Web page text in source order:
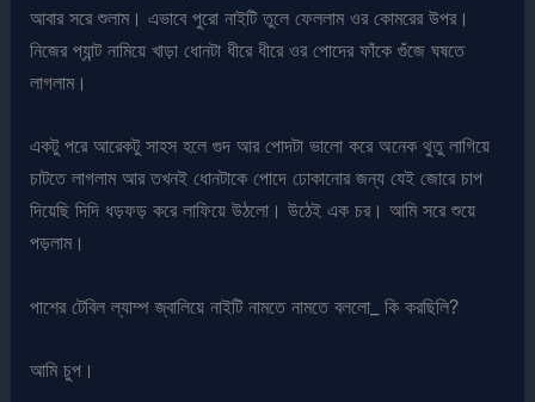
আবার সরে শুলাম। এভাবে পুরো নাইটি তুলে ফেললাম ওর কোমরের উপর।
নিজের প্যান্ট নামিয়ে খাড়া ধোনটা ধীরে ধীরে ওর পোদের ফাঁকে গুঁজে ঘষতে
লাগলাম।
একটু পরে আরেকটু সাহস হলে গুদ আর পোদটা ভালো করে অনেক থুতু লাগিয়ে
চাটতে লাগলাম আর তখনই ধোনটাকে পোদে ঢোকানোর জন্য যেই জোরে চাপ
দিয়েছি দিদি ধড়ফড় করে লাফিয়ে উঠলো। উঠেই এক চর। আমি সরে শুয়ে
পড়লাম।
পাশের টেবিল ল্যাম্প জ্বালিয়ে নাইটি নামতে নামতে বললো_ কি করছিলি?
আমি চুপ।